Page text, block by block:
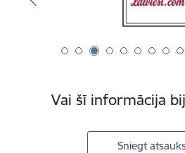
Vai šī informācija
Sniegt